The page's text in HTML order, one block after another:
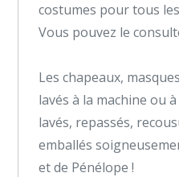
costumes pour tous
Vous pouvez le
Les chapeaux,
lavés à la machine ou
lavés, repassés,
emballés
et de Pénélope !